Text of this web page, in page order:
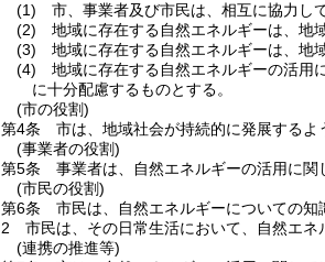
(1)
市、事業者及び市民は、相互に協力し
(2)
地域に存在する自然エネルギーは、地
(3)
地域に存在する自然エネルギーは、地
(4)
地域に存在する自然エネルギーの活用
に十分配慮するものとする。
(市の役割)
第4条
市は、地域社会が持続的に発展するよ
(事業者の役割)
第5条
事業者は、自然エネルギーの活用に関
(市民の役割)
第6条
市民は、自然エネルギーについての知
2
市民は、その日常生活において、自然エネ
(連携の推進等)